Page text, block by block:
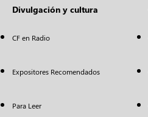
Divulgación y cultura
CF en Radio
Expositores Recomendados
Para Leer